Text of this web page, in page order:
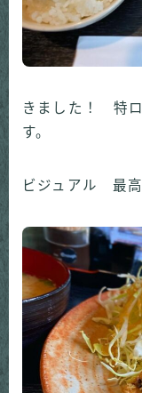
きました！ 特
す。
ビジュアル 最高